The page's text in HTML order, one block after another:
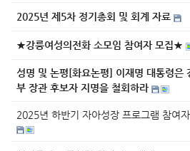
2025년 제5차 정기총회 및 회계 자료
★강릉여성의전화 소모임 참여자 모집★
성명 및 논평[화요논평] 이재명 대통령은
부 장관 후보자 지명을 철회하라
2025년 하반기 자아성장 프로그램 참여